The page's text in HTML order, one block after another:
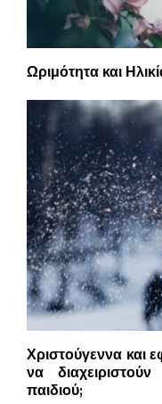
Ωριμότητα και
Χριστούγεννα και
να
παιδιού;